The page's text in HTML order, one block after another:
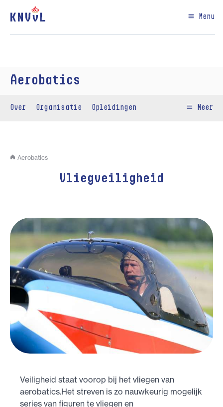
Menu
Aerobatics
Over Organisatie Opleidingen Meer
Aerobatics
Vliegveiligheid
Veiligheid staat voorop bij het vliegen van
aerobatics.Het streven is zo nauwkeurig mogelijk
series van figuren te vliegen en